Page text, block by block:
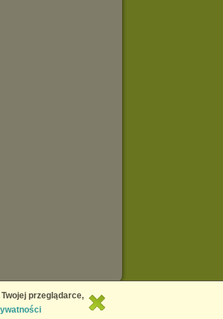
Copyright © 2026 Chomikuj.pl
przeglądarce,